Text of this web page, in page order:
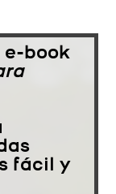
e-book
fácil y